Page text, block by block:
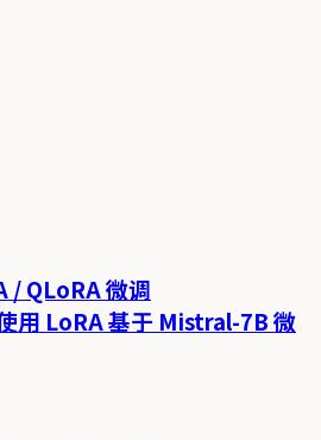
/ QLoRA 微调
用 LoRA 基于 Mistral-7B 微